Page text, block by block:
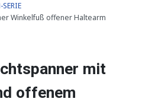
Winkelfuß offener Haltearm
mit
offenem